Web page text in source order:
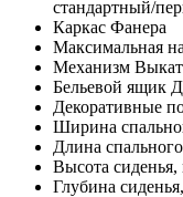
стандартный/
Каркас Фанера
Максимальная
Механизм
Бельевой ящик
Декоративные
Ширина
Длина
Высота
Глубина